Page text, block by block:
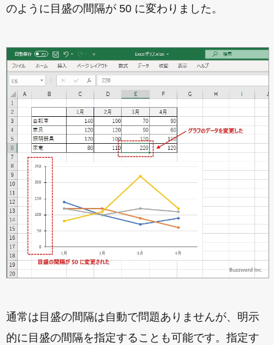
のように目盛の間隔が 50 に変わりました。
通常は目盛の間隔は自動で問題ありませんが、明示
的に目盛の間隔を指定することも可能です。指定す